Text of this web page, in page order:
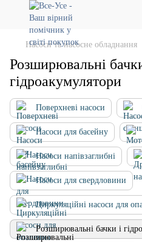
Насоси та насосне обладнання
Розширювальні
гідроакумулятори
Поверхневі насоси
Насоси для басейну
Насоси напівзаглибні
Насоси для свердловини
Циркуляційні насоси для
Розширювальні бачки і